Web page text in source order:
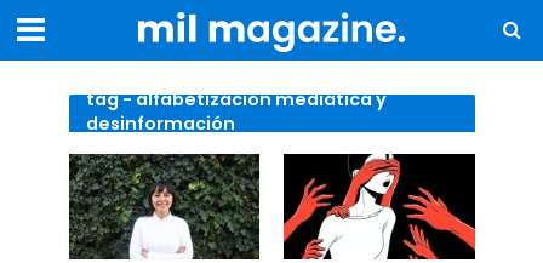
tag - alfabetización mediática y
desinformación